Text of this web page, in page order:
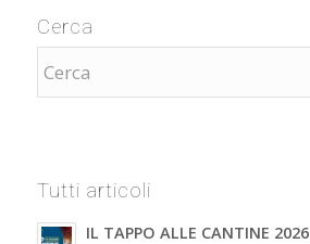
Cerca
Tutti articoli
IL TAPPO ALLE CANTINE 2026